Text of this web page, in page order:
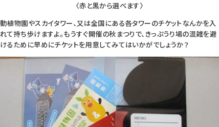
〈赤と黒から選べます〉
動植物園やスカイタワー、又は全国にある各タワーのチケットなんかを入
れて持ち歩けますよ。もうすぐ開催の秋まつりで、きっぷうり場の混雑を避
けるために早めにチケットを用意してみてはいかがでしょうか？